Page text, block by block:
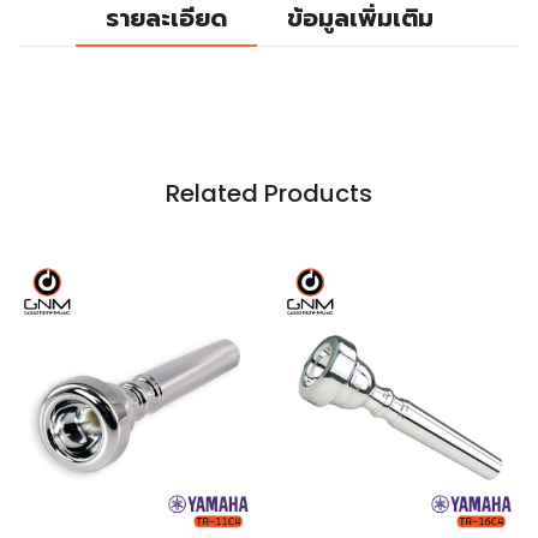
รายละเอียด ข้อมูลเพิ่มเติม
Related Products